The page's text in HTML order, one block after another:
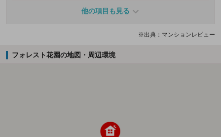
他の項目も見る
※出典：マンションレビュー
フォレスト花園の地図・周辺環境